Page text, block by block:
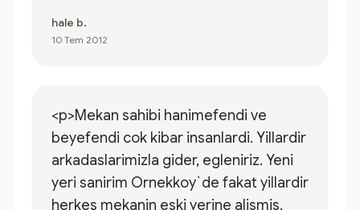
hale b.
10 Tem 2012
<p>Mekan sahibi hanimefendi ve
beyefendi cok kibar insanlardi. Yillardir
arkadaslarimizla gider, egleniriz. Yeni
yeri sanirim Ornekkoy`de fakat yillardir
herkes mekanin eski yerine alismis.